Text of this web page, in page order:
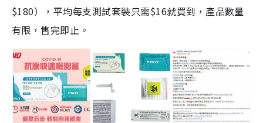
$180），平均每支測試套裝只需$16就買到，產品數量
有限，售完即止。